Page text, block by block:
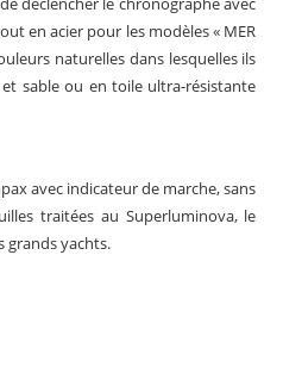
en acier pour les modèles « MER
naturelles dans lesquelles ils
sable ou en toile ultra-résistante
avec indicateur de marche, sans
traitées au Superluminova, le
grands yachts.
business des montres en 2025